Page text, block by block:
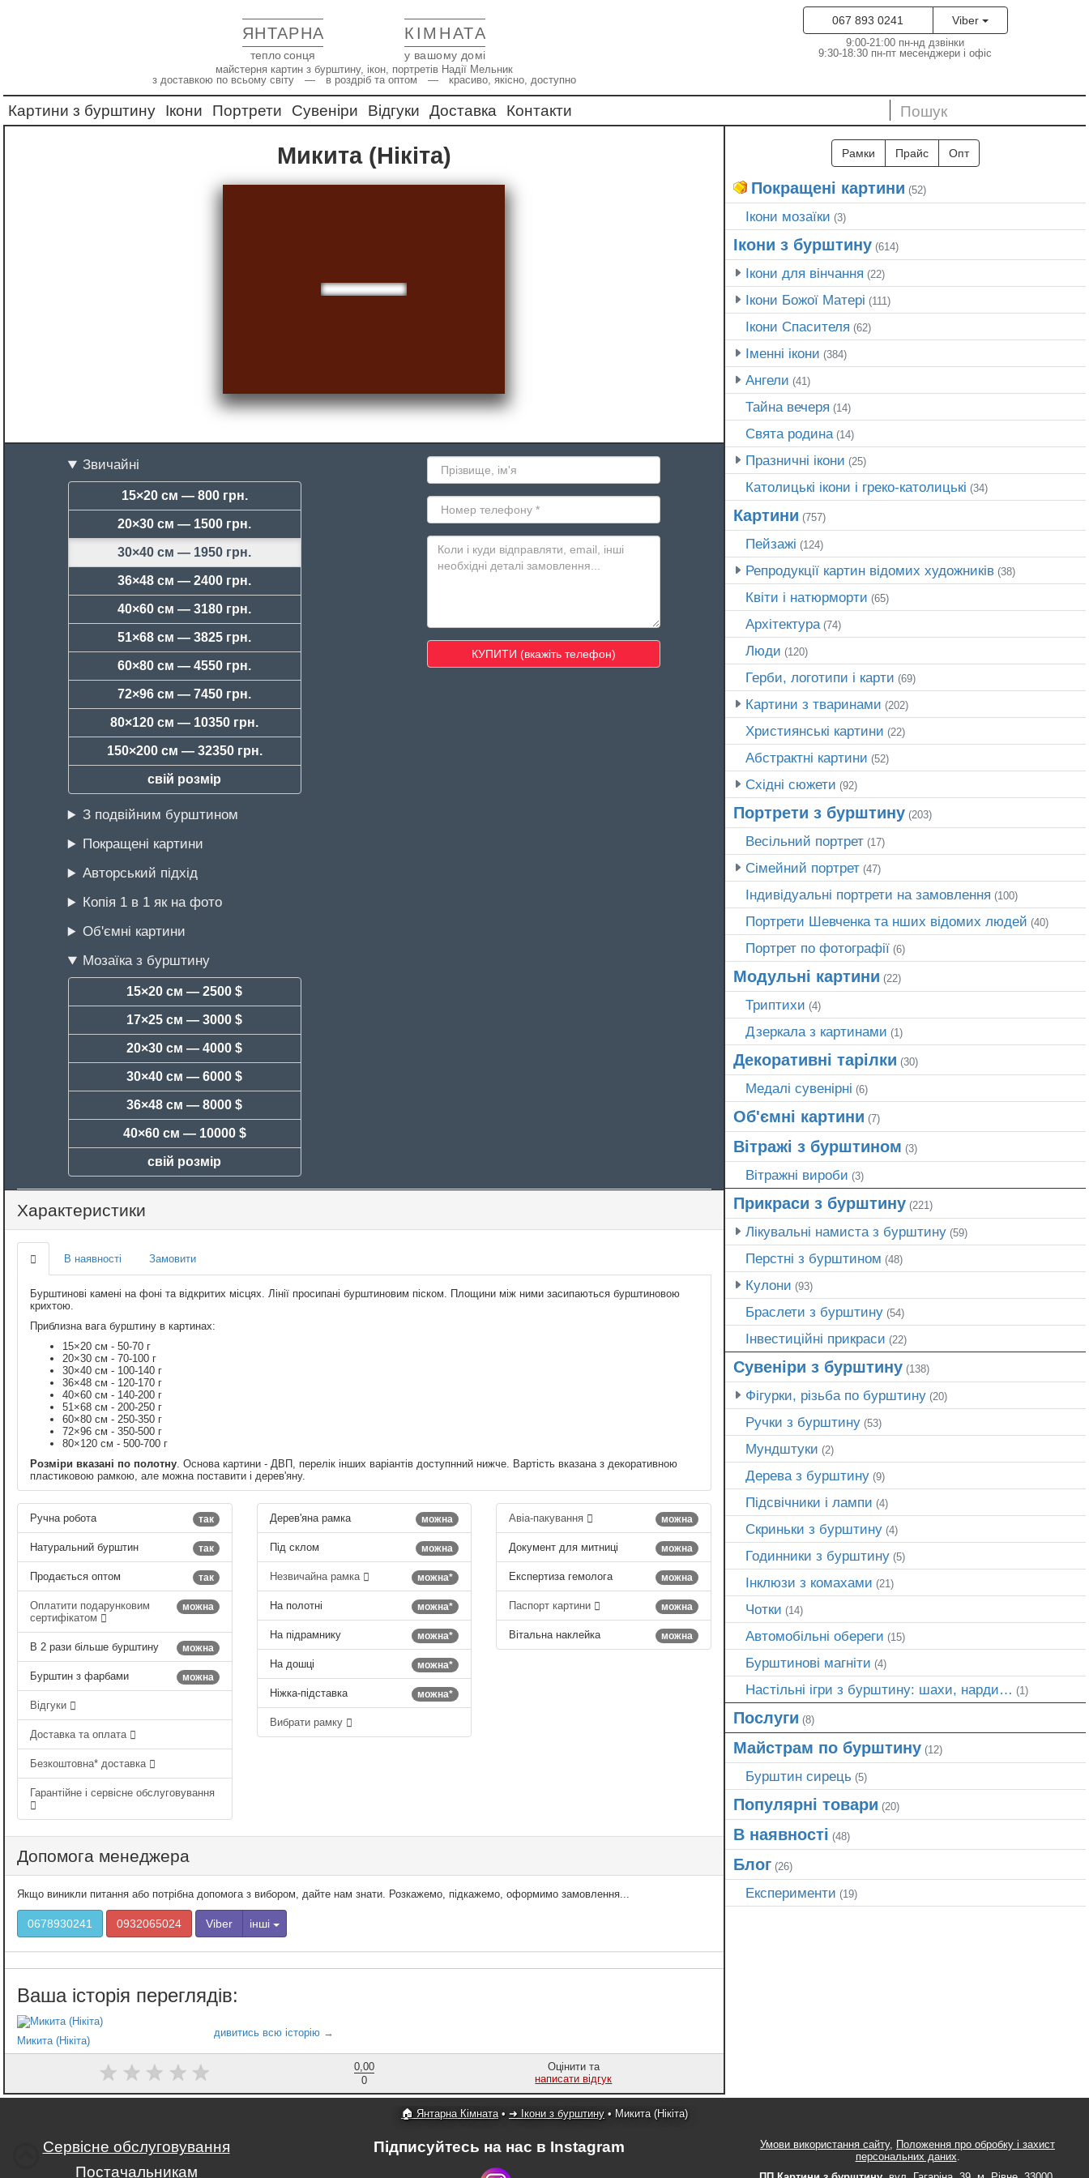
ЯНТАРНА КІМНАТА
тепло сонця у вашому домі
майстерня картин з бурштину, ікон, портретів Надії Мельник
з доставкою по всьому світу — в роздріб та оптом — красиво, якісно, доступно
067 893 0241 Viber
9:00-21:00 пн-нд дзвінки
9:30-18:30 пн-пт месенджери і офіс
Картини з бурштину Ікони Портрети Сувеніри Відгуки Доставка Контакти
Микита (Нікіта)
Звичайні
15×20 см — 800 грн.
20×30 см — 1500 грн.
30×40 см — 1950 грн.
36×48 см —2400 грн.
40×60 см —3180 грн.
51×68 см —3825 грн.
60×80 см —4550 грн.
72×96 см —7450 грн.
80×120 см — 10350 грн.
150×200 см — 32350 грн.
свій розмір
З подвійним бурштином
Покращені картини
Авторський підхід
Копія 1 в 1 як на фото
Об'ємні картини
Мозаїка з бурштину
15×20 см —2500 $
17×25 см —3000 $
20×30 см —4000 $
30×40 см —6000 $
36×48 см —8000 $
40×60 см — 10000 $
свій розмір
Характеристики
В наявності Замовити
Бурштинові камені на фоні та відкритих місцях. Лінії просипані бурштиновим піском. Площини між ними засипаються бурштиновою
крихтою.
Приблизна вага бурштину в картинах:
15×20 см - 50-70 г
20×30 см - 70-100 г
30×40 см - 100-140 г
36×48 см - 120-170 г
40×60 см - 140-200 г
51×68 см - 200-250 г
60×80 см - 250-350 г
72×96 см - 350-500 г
80×120 см - 500-700 г
Розміри вказані по полотну. Основа картини - ДВП, перелік інших варіантів доступнний нижче. Вартість вказана з декоративною
пластиковою рамкою, але можна поставити і дерев'яну.
так
Ручна робота
так
Натуральний бурштин
так
Продається оптом
можна
Оплатити подарунковим
сертифікатом
можна
В 2 рази більше бурштину
можна
Бурштин з фарбами
Відгуки
Доставка та оплата
Безкоштовна* доставка
Гарантійне і сервісне обслуговування
можна
Дерев'яна рамка
можна
Під склом
можна*
Незвичайна рамка
можна*
На полотні
можна*
На підрамнику
можна*
На дошці
можна*
Ніжка-підставка
Вибрати рамку
можна
Авіа-пакування
можна
Документ для митниці
можна
Експертиза гемолога
можна
Паспорт картини
можна
Вітальна наклейка
Допомога менеджера
Якщо виникли питання або потрібна допомога з вибором, дайте нам знати. Розкажемо, підкажемо, оформимо замовлення...
0678930241 0932065024 Viber інші
Микита (Нікіта)
0,00
0
Оцінити та
написати відгук
Рамки Прайс Опт
Покращені картини (52)
Ікони мозаїки (3)
Ікони з бурштину(614)
Ікони для вінчання (22)
Ікони Божої Матері (111)
Ікони Спасителя (62)
Іменні ікони (384)
Ангели (41)
Тайна вечеря (14)
Свята родина(14)
Празничні ікони (25)
Католицькі ікони і греко-католицькі (34)
Картини (757)
Пейзажі (124)
Репродукції картин відомих художників(38)
Квіти і натюрморти (65)
Архітектура(74)
Люди (120)
Герби, логотипи і карти (69)
Картини з тваринами (202)
Християнські картини (22)
Абстрактні картини (52)
Східні сюжети (92)
Портрети з бурштину(203)
Весільний портрет(17)
Сімейний портрет(47)
Індивідуальні портрети на замовлення (100)
Портрети Шевченка та нших відомих людей (40)
Портрет по фотографії (6)
Модульні картини (22)
Триптихи (4)
Дзеркала з картинами (1)
Декоративні тарілки (30)
Медалі сувенірні (6)
Об'ємні картини (7)
Вітражі з бурштином (3)
Вітражні вироби (3)
Прикраси з бурштину(221)
Лікувальні намиста з бурштину(59)
Перстні з бурштином (48)
Кулони (93)
Браслети з бурштину(54)
Інвестиційні прикраси (22)
Сувеніри з бурштину(138)
Фігурки, різьба по бурштину(20)
Ручки з бурштину(53)
Мундштуки (2)
Дерева з бурштину(9)
Підсвічники і лампи (4)
Скриньки з бурштину(4)
Годинники з бурштину(5)
Інклюзи з комахами (21)
Чотки (14)
Автомобільні обереги (15)
Бурштинові магніти (4)
Настільні ігри з бурштину: шахи, нарди… (1)
Послуги (8)
Майстрам по бурштину(12)
Бурштин сирець (5)
Популярні товари (20)
В наявності (48)
Блог(26)
Експерименти (19)
🏠 Янтарна Кімната • ➜ Ікони з бурштину • Микита (Нікіта)
Сервісне обслуговування
Постачальникам
Підписуйтесь на нас в Instagram Умови використання сайту, Положення про обробку і захист
персональних даних